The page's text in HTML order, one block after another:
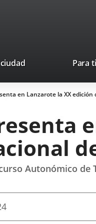
Para ti
en Lanzarote la XX
Autonómico de